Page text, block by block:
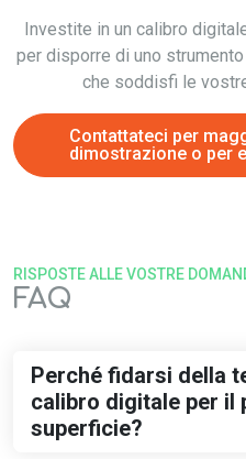
Investite in un calibro
per disporre di uno
che soddisfi le
Contattateci per
dimostrazione o per
FAQ
RISPOSTE ALLE VOSTRE
Perché fidarsi della
calibro digitale per il
superficie?